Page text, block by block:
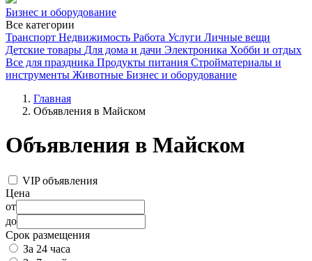
Бизнес и оборудование
Все категории
Транспорт Недвижимость Работа Услуги Личные вещи
Детские товары Для дома и дачи Электроника Хобби и отдых
Все для праздника Продукты питания Стройматериалы и
инструменты Животные Бизнес и оборудование
Главная
Объявления в Майском
Объявления в Майском
VIP объявления
Цена
от
до
Срок размещения
За 24 часа